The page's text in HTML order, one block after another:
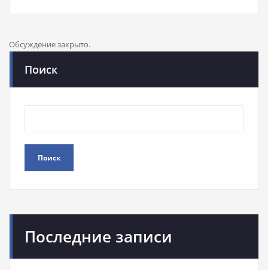
Обсуждение закрыто.
Поиск
Поиск
Последние записи